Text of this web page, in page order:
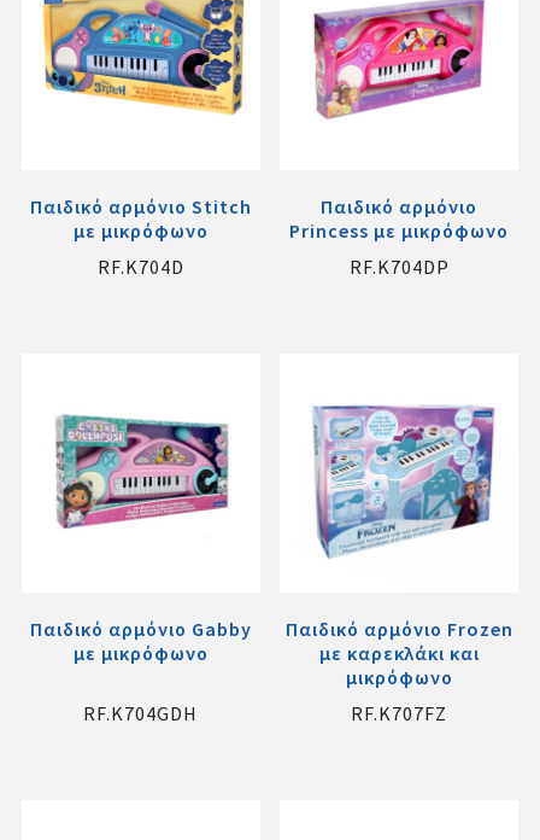
Παιδικό αρμόνιο Stitch
με μικρόφωνο
RF.K704D
Παιδικό αρμόνιο
Princess με μικρόφωνο
RF.K704DP
Παιδικό αρμόνιο Gabby
με μικρόφωνο
RF.K704GDH
Παιδικό αρμόνιο Frozen
με καρεκλάκι και
μικρόφωνο
RF.K707FZ